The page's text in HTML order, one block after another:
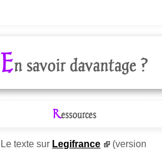
En savoir davantage ?
Ressources
Le texte sur Legifrance
(version